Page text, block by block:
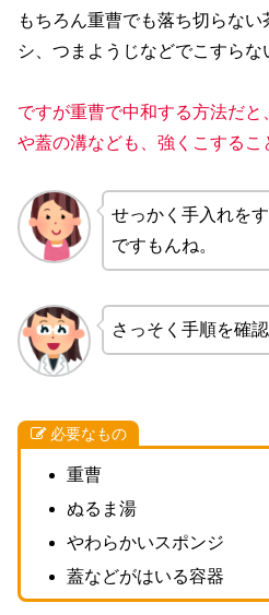
もちろん重曹でも落ち切らな
シ、つまようじなどでこすらな
ですが重曹で中和する方法だ
や蓋の溝なども、強くこするこ
せっかく手入れを
ですもんね。
さっそく手順を確
必要なもの
重曹
ぬるま湯
やわらかいスポンジ
蓋などがはいる容器